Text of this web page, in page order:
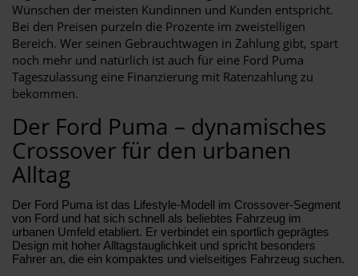
Wünschen der meisten Kundinnen und Kunden entspricht.
Bei den Preisen purzeln die Prozente im zweistelligen
Bereich. Wer seinen Gebrauchtwagen in Zahlung gibt, spart
noch mehr und natürlich ist auch für eine Ford Puma
Tageszulassung eine Finanzierung mit Ratenzahlung zu
bekommen.
Der Ford Puma – dynamisches
Crossover für den urbanen
Alltag
Der Ford Puma ist das Lifestyle-Modell im Crossover-Segment
von Ford und hat sich schnell als beliebtes Fahrzeug im
urbanen Umfeld etabliert. Er verbindet ein sportlich geprägtes
Design mit hoher Alltagstauglichkeit und spricht besonders
Fahrer an, die ein kompaktes und vielseitiges Fahrzeug suchen.